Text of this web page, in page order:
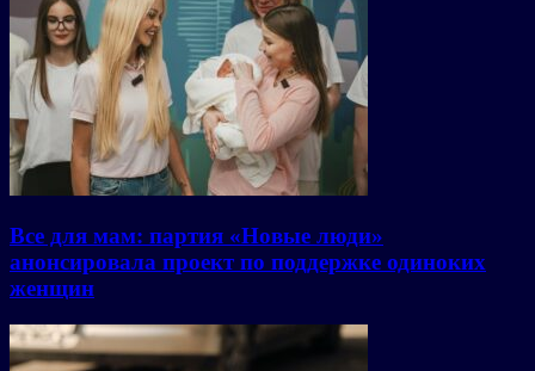
Все для мам: партия «Новые люди»
анонсировала проект по поддержке одиноких
женщин